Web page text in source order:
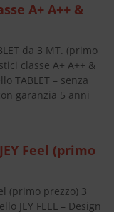
A+ A++ &
da 3 MT. (primo
classe A+ A++ &
TABLET – senza
garanzia 5 anni
Feel (primo
(primo prezzo) 3
JEY FEEL – Design